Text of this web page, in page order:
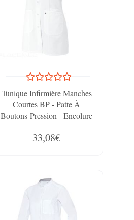
Tunique Infirmière Manches
Courtes BP - Patte À
Boutons-Pression - Encolure
33,08€